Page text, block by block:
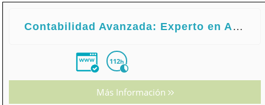
Contabilidad Avanzada: Experto en Análisis de Balances
112h
Más Información